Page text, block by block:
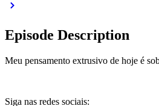
Episode Description
Meu pensamento extrusivo de hoje é
Siga nas redes sociais: